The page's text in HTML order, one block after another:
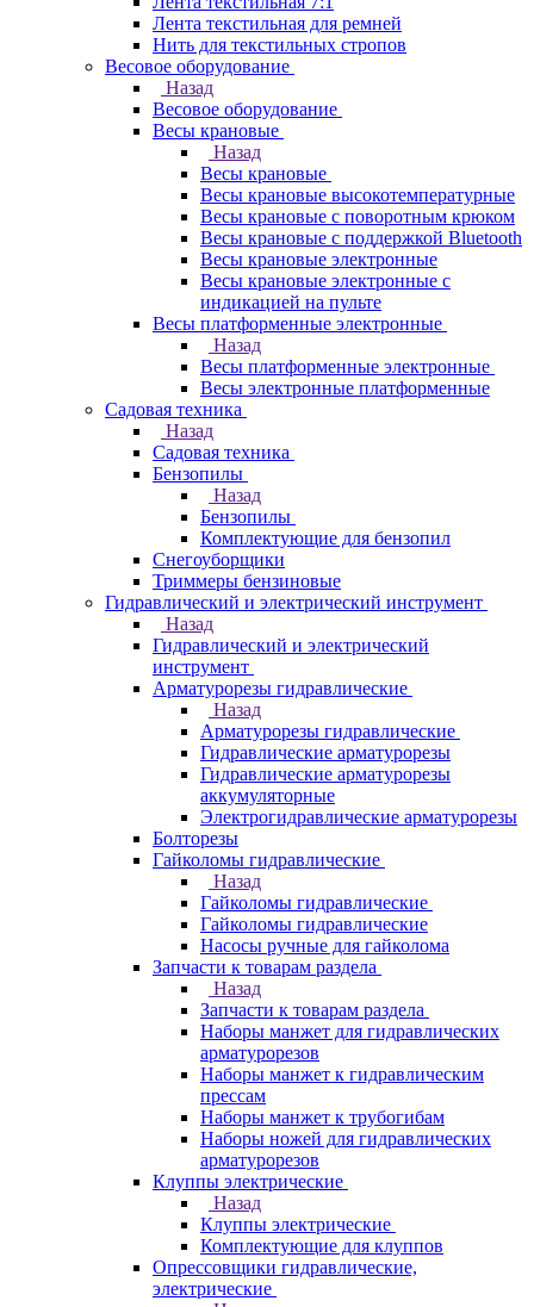
Лента текстильная для ремней
Нить для текстильных стропов
Весовое оборудование
Назад
Весовое оборудование
Весы крановые
Назад
Весы крановые
Весы крановые высокотемпературные
Весы крановые с поворотным крюком
Весы крановые с поддержкой Bluetooth
Весы крановые электронные
Весы крановые электронные с
индикацией на пульте
Весы платформенные электронные
Назад
Весы платформенные электронные
Весы электронные платформенные
Садовая техника
Назад
Садовая техника
Бензопилы
Назад
Бензопилы
Комплектующие для бензопил
Снегоуборщики
Триммеры бензиновые
Гидравлический и электрический инструмент
Назад
Гидравлический и электрический
инструмент
Арматурорезы гидравлические
Назад
Арматурорезы гидравлические
Гидравлические арматурорезы
Гидравлические арматурорезы
аккумуляторные
Электрогидравлические арматурорезы
Болторезы
Гайколомы гидравлические
Назад
Гайколомы гидравлические
Гайколомы гидравлические
Насосы ручные для гайколома
Запчасти к товарам раздела
Назад
Запчасти к товарам раздела
Наборы манжет для гидравлических
арматурорезов
Наборы манжет к гидравлическим
прессам
Наборы манжет к трубогибам
Наборы ножей для гидравлических
арматурорезов
Клуппы электрические
Назад
Клуппы электрические
Комплектующие для клуппов
Опрессовщики гидравлические,
электрические